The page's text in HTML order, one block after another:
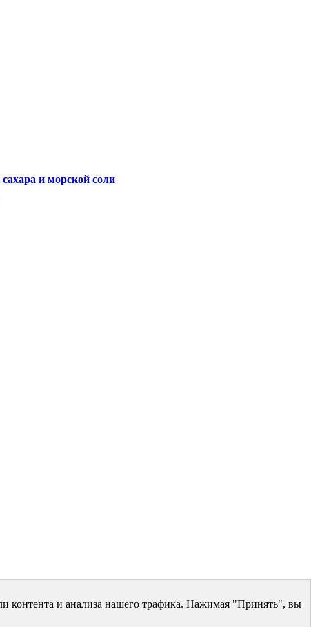
и морской соли
контента и анализа нашего трафика. Нажимая "Принять", вы